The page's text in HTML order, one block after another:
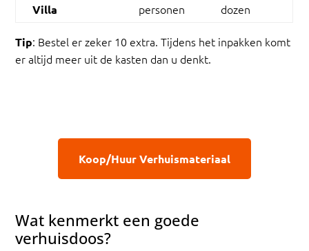
Villa
personen
dozen
Tip: Bestel er zeker 10 extra. Tijdens het inpakken komt
er altijd meer uit de kasten dan u denkt.
Koop/Huur Verhuismateriaal
Wat kenmerkt een goede
verhuisdoos?